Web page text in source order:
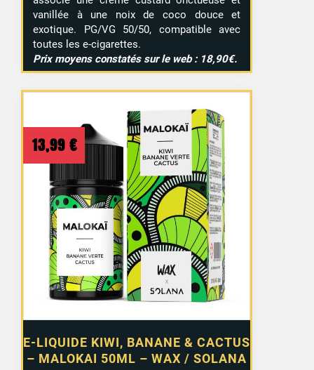
vanillée à une noix de coco douce et
exotique. PG/VG 50/50, compatible avec
toutes les e-cigarettes.
Prix moyens constatés sur le web : 18,90€.
E-LIQUIDE KIWI, BANANE & CACTUS
– MALOKAI 50ML – WAX / SOLANA
13,99 €